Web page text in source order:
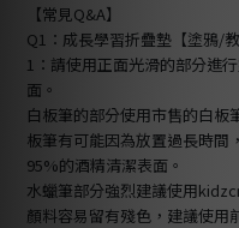
【常見Q&A】
Q1：成長學習折疊墊【塗鴉/
1：請使用正面光滑的部分進
面。
白板筆的部分使用市售的白板
板筆有可能因為放置過長時間
95%的酒精清潔表面。
水蠟筆部分強烈建議使用
顏料容易留有殘色，建議使用